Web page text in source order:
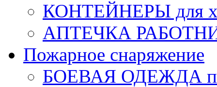
КОНТЕЙНЕРЫ для
АПТЕЧКА
Пожарное снаряжение
БОЕВАЯ ОДЕЖДА